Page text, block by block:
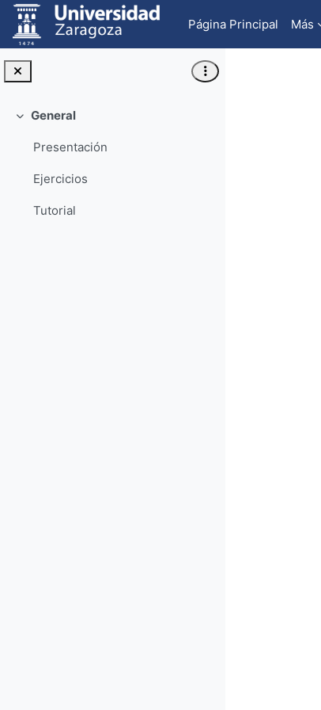
Salta al contenido principal
Página Principal
Más
Colapsar
General
Presentación
Ejercicios
Tutorial